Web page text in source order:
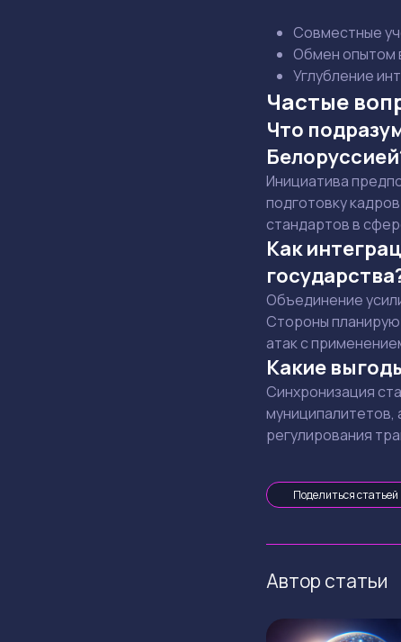
Совместные
Обмен опытом
Углубление
Частые
Что
Инициатива
подготовку
стандартов в
Как
Объединение
Стороны
атак с
Какие
Синхронизация
муниципалитетов,
регулирования
Поделиться статьей
Автор статьи